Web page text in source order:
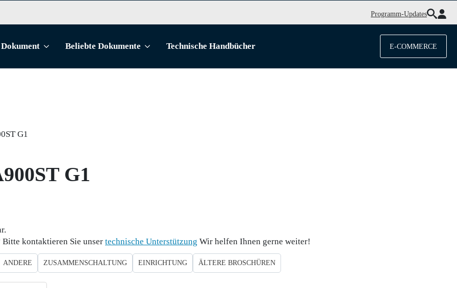
Programm-Updates
Dokument Beliebte Dokumente Technische Handbücher E-COMMERCE
G1
G1
kontaktieren Sie unser technische Unterstützung Wir helfen Ihnen gerne weiter!
ANDERE ZUSAMMENSCHALTUNG EINRICHTUNG ÄLTERE BROSCHÜREN